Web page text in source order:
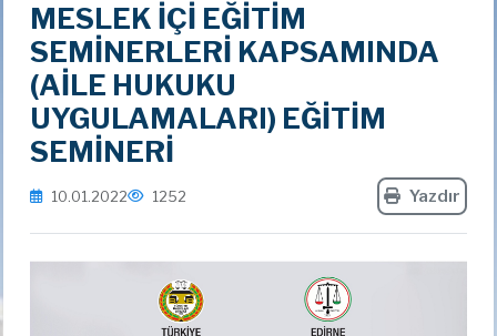
MESLEK İÇİ EĞİTİM
SEMİNERLERİ KAPSAMINDA
(AİLE HUKUKU
UYGULAMALARI) EĞİTİM
SEMİNERİ
10.01.2022 1252 Yazdır